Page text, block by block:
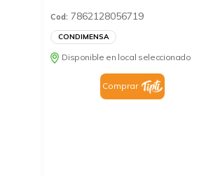
Cod: 7862128056719
CONDIMENSA
Disponible en local seleccionado
Comprar